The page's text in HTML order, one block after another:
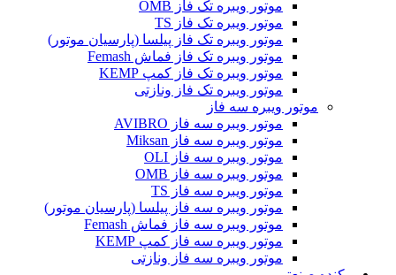
موتور ویبره تک فاز OMB
موتور ویبره تک فاز TS
موتور ویبره تک فاز پیلسا (پارسیان موتور)
موتور ویبره تک فاز فماش Femash
موتور ویبره تک فاز کمپ KEMP
موتور ویبره تک فاز ونازتی
موتور ویبره سه فاز
موتور ویبره سه فاز AVIBRO
موتور ویبره سه فاز Miksan
موتور ویبره سه فاز OLI
موتور ویبره سه فاز OMB
موتور ویبره سه فاز TS
موتور ویبره سه فاز پیلسا (پارسیان موتور)
موتور ویبره سه فاز فماش Femash
موتور ویبره سه فاز کمپ KEMP
موتور ویبره سه فاز ونازتی